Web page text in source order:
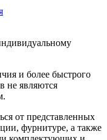
и более быстрого
не являются
от представленных
фурнитуре, а также